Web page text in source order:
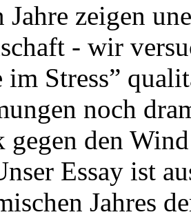
Jahre zeigen
- wir
im Stress”
noch
den
Essay ist
Jahres